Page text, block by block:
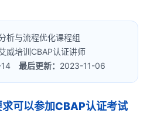
析与流程优化课程组
威培训CBAP认证讲师
14最后更新： 2023-11-06
可以参加CBAP认证考试